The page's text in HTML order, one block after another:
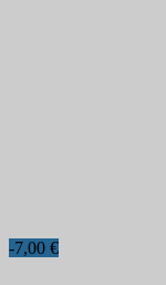
-7,00 €